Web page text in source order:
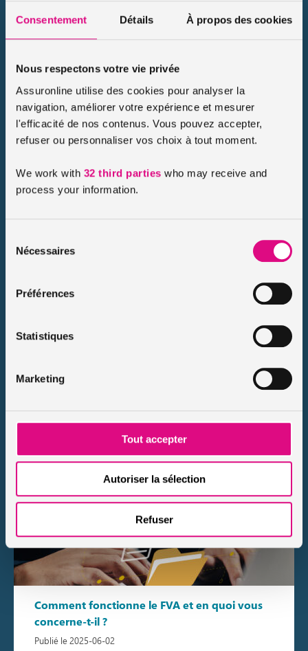
Consentement Détails À propos des cookies
Nous respectons votre vie privée
Assuronline utilise des cookies pour analyser la
navigation, améliorer votre expérience et mesurer
l'efficacité de nos contenus. Vous pouvez accepter,
refuser ou personnaliser vos choix à tout moment.
We work with 32 third parties who may receive and
process your information.
Nécessaires
Préférences
Statistiques
Marketing
Tout accepter
Autoriser la sélection
Refuser
Pression trop basse, objet tranchant sur la chaussée, charge
trop lourde… quel que soit la cause d’un pneu crevé, la
question est la même : l’assurance auto prend-elle en charge
Relevé d’information auto : à quoi ça sert et
comment l’obtenir ?
Souvent comparé au curriculum du conducteur, le relevé
d’information assurance auto est un document incontournable
historique de conduite. Il permet aux compagnies […]
Comment fonctionne le FVA et en quoi vous
concerne-t-il ?
Publié le 2025-06-02